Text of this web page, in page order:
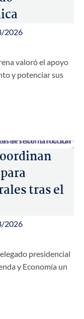
2026
valoró el apoyo
y potenciar sus
tras el
2026
presidencial
y Economía un